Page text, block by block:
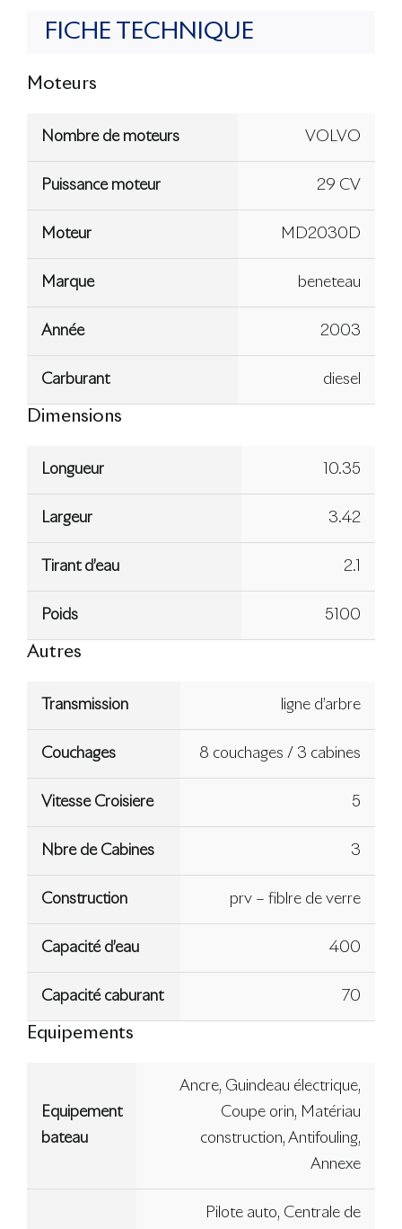
FICHE TECHNIQUE
Moteurs
Nombre de moteurs VOLVO
Puissance moteur 29 CV
Moteur MD2030D
Marque beneteau
Année 2003
Carburant diesel
Dimensions
Longueur 10.35
Largeur 3.42
Tirant d’eau 2.1
Poids 5100
Autres
Transmission ligne d’arbre
Couchages 8 couchages / 3 cabines
Vitesse Croisiere 5
Nbre de Cabines 3
Construction prv – fiblre de verre
Capacité d’eau 400
Capacité caburant 70
Equipements
Equipement
bateau
Ancre, Guindeau électrique,
Coupe orin, Matériau
construction, Antifouling,
Annexe
Pilote auto, Centrale de